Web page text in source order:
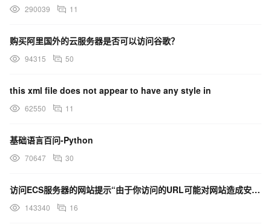
290039 11
购买阿里国外的云服务器是否可以访问谷歌？
94315 50
this xml file does not appear to have any style in
62550 11
基础语言百问-Python
70647 30
访问ECS服务器的网站提示“由于你访问的URL可能对网站造成安全威胁，您的访问被阻断”，这是什么原因？
143340 16